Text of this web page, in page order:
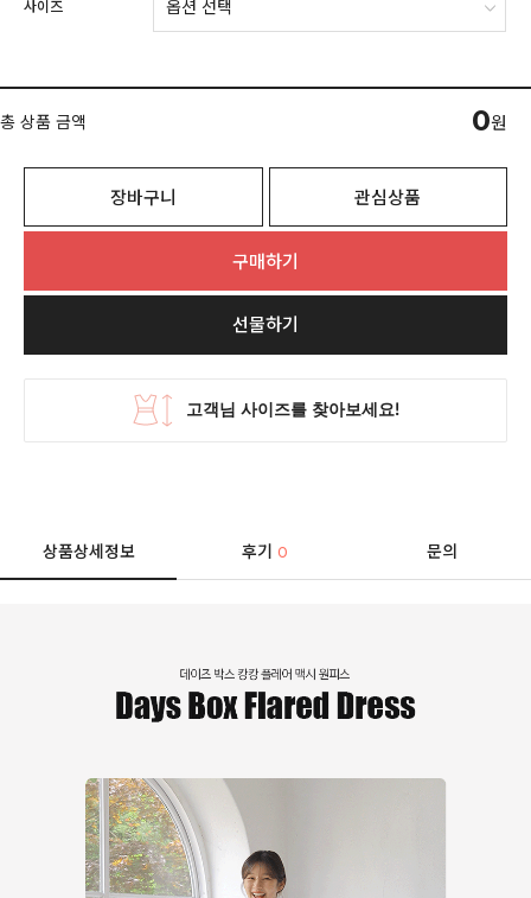
사이즈
총 상품 금액 0원
장바구니 관심상품
구매하기
선물하기
상품상세정보 후기0 문의